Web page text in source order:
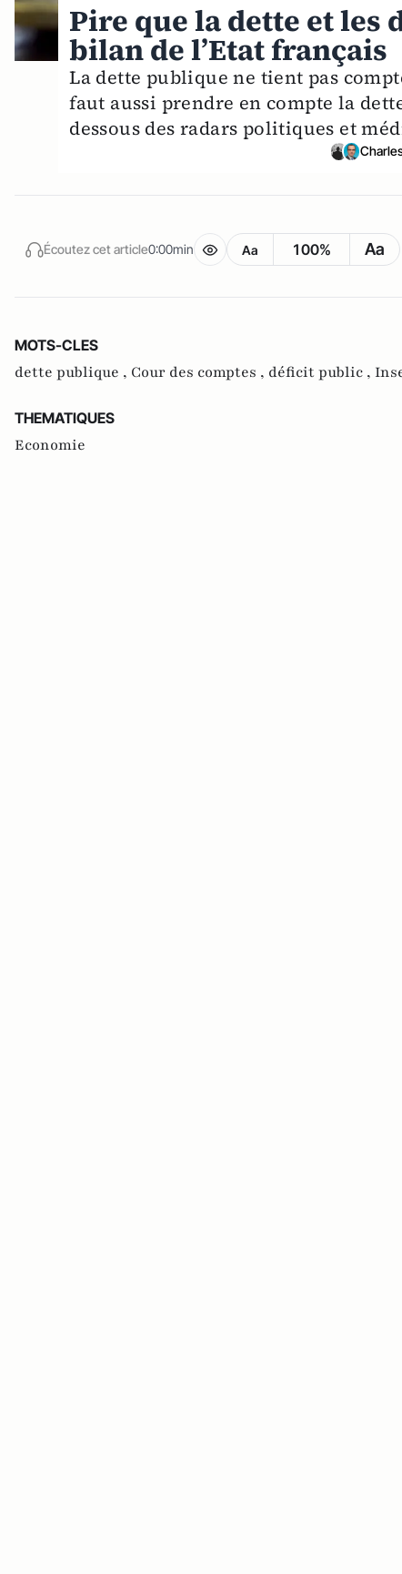
Pire que la dette et les
bilan de l’Etat français
La dette publique ne tient pas
faut aussi prendre en compte la
dessous des radars politiques et
Écoutez cet article0:00min Aa 100% Aa
MOTS-CLES
dette publique , Cour des comptes , déficit public ,
THEMATIQUES
Economie